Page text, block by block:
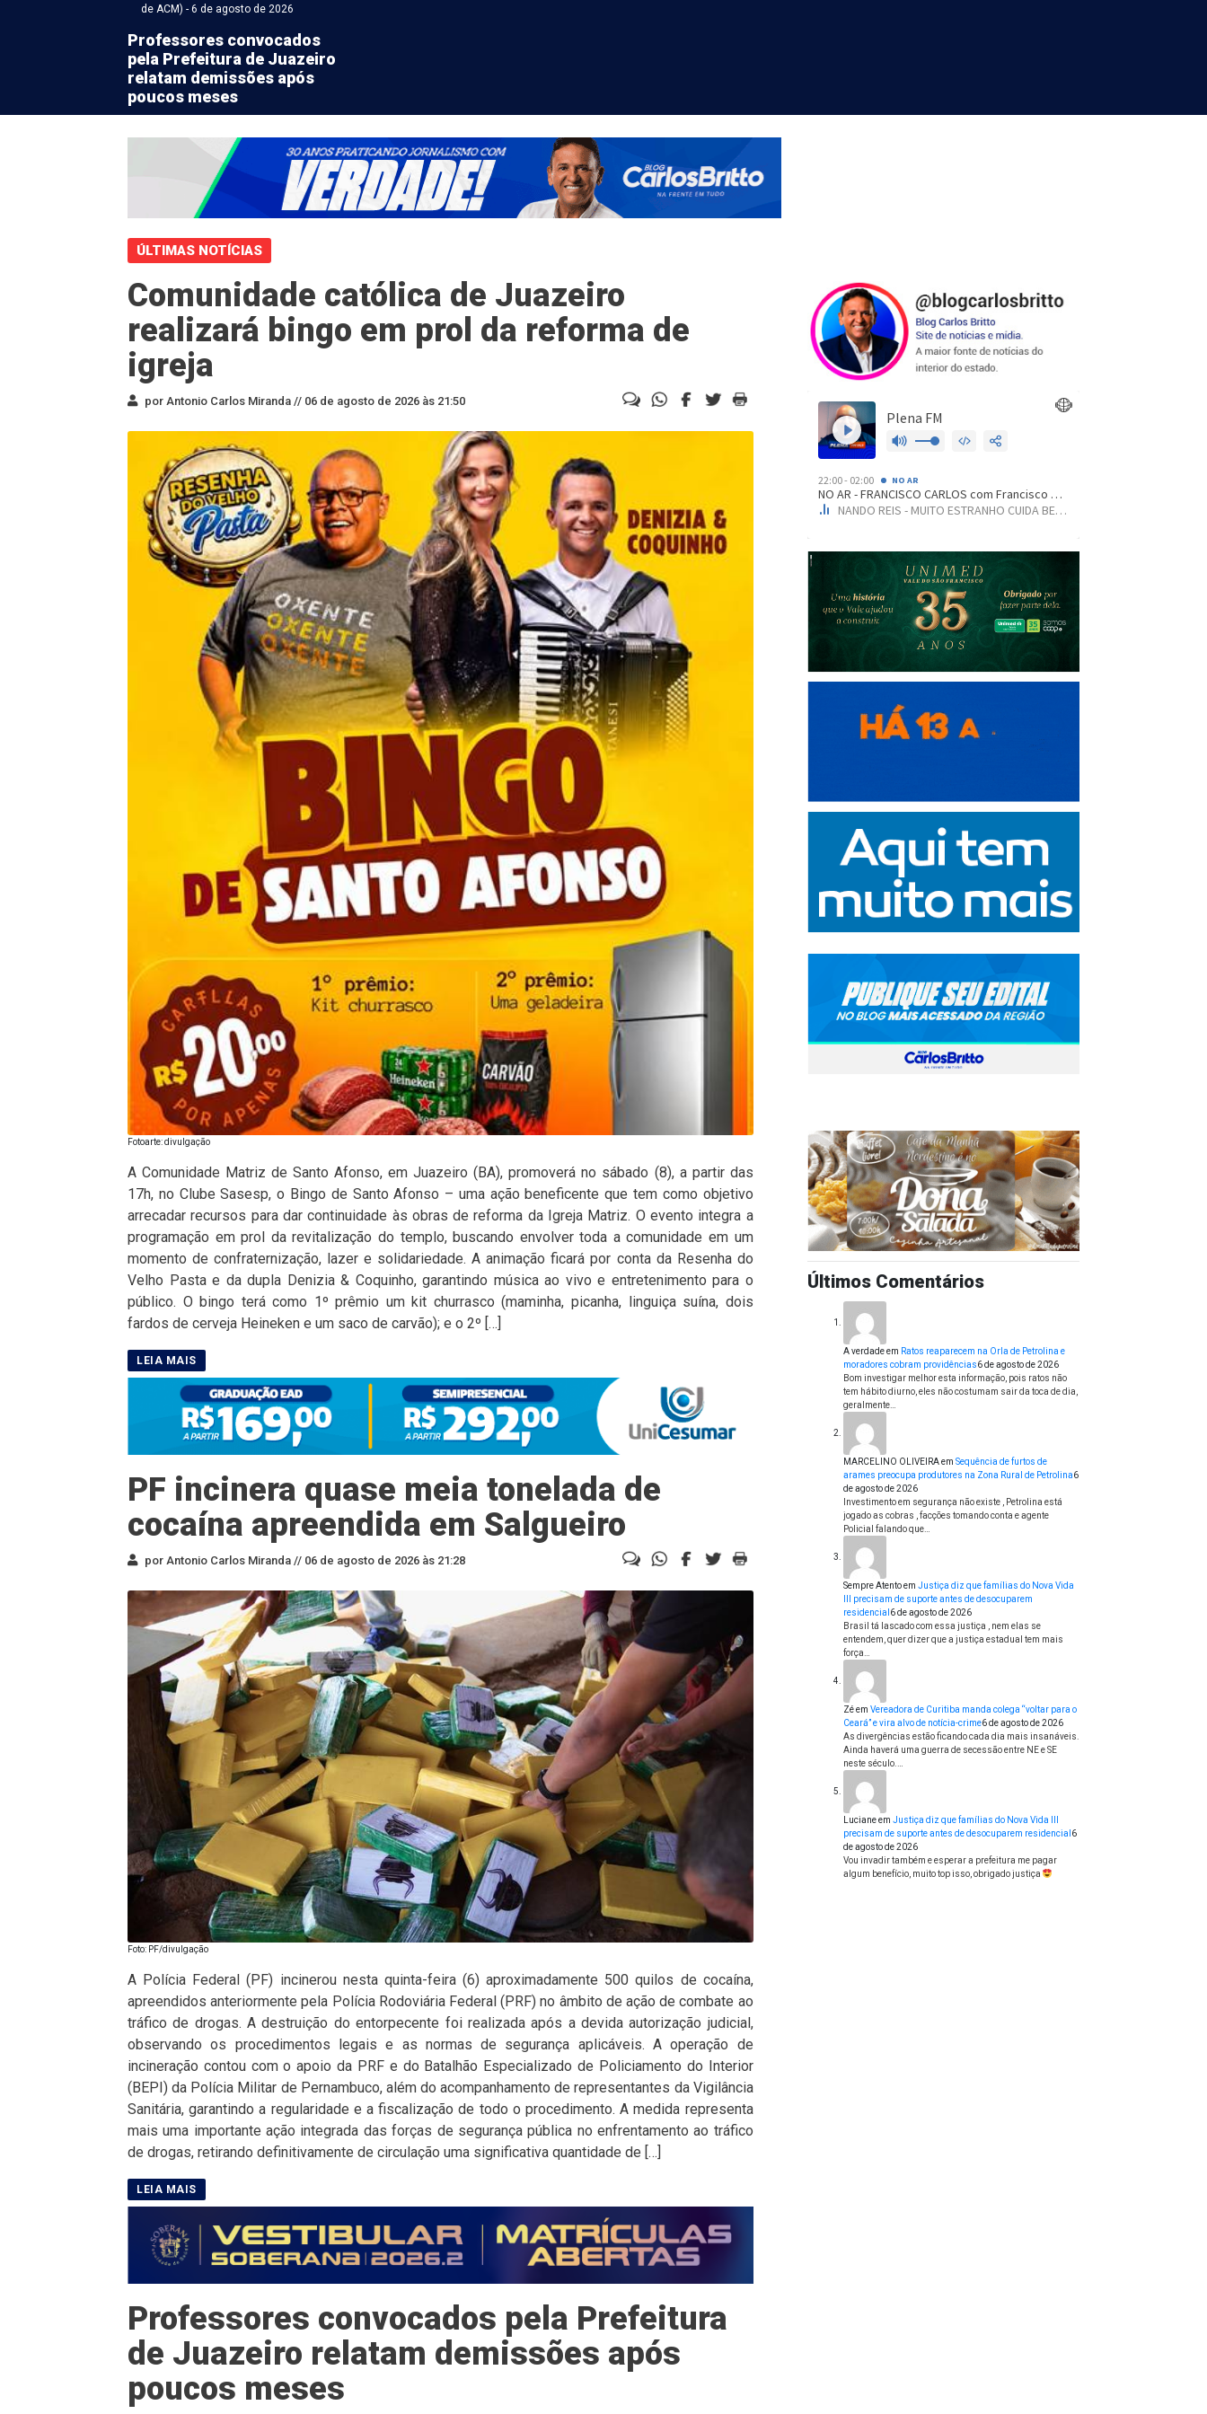
de ACM) - 6 de agosto de 2026
Professores convocados
pela Prefeitura de Juazeiro
relatam demissões após
poucos meses
ÚLTIMAS NOTÍCIAS
Comunidade católica de Juazeiro
realizará bingo em prol da reforma de
igreja
por Antonio Carlos Miranda // 06 de agosto de 2026 às 21:50
Fotoarte: divulgação
A Comunidade Matriz de Santo Afonso, em Juazeiro (BA), promoverá no sábado (8), a partir das
17h, no Clube Sasesp, o Bingo de Santo Afonso – uma ação beneficente que tem como objetivo
arrecadar recursos para dar continuidade às obras de reforma da Igreja Matriz. O evento integra a
programação em prol da revitalização do templo, buscando envolver toda a comunidade em um
momento de confraternização, lazer e solidariedade. A animação ficará por conta da Resenha do
Velho Pasta e da dupla Denizia & Coquinho, garantindo música ao vivo e entretenimento para o
público. O bingo terá como 1º prêmio um kit churrasco (maminha, picanha, linguiça suína, dois
fardos de cerveja Heineken e um saco de carvão); e o 2º […]
PF incinera quase meia tonelada de
cocaína apreendida em Salgueiro
por Antonio Carlos Miranda // 06 de agosto de 2026 às 21:28
Foto: PF/divulgação
A Polícia Federal (PF) incinerou nesta quinta-feira (6) aproximadamente 500 quilos de cocaína,
apreendidos anteriormente pela Polícia Rodoviária Federal (PRF) no âmbito de ação de combate ao
tráfico de drogas. A destruição do entorpecente foi realizada após a devida autorização judicial,
observando os procedimentos legais e as normas de segurança aplicáveis. A operação de
incineração contou com o apoio da PRF e do Batalhão Especializado de Policiamento do Interior
(BEPI) da Polícia Militar de Pernambuco, além do acompanhamento de representantes da Vigilância
Sanitária, garantindo a regularidade e a fiscalização de todo o procedimento. A medida representa
mais uma importante ação integrada das forças de segurança pública no enfrentamento ao tráfico
de drogas, retirando definitivamente de circulação uma significativa quantidade de […]
Professores convocados pela Prefeitura
de Juazeiro relatam demissões após
poucos meses
Últimos Comentários
A verdadeem Ratos reaparecem na Orla de Petrolina e
moradores cobram providências6 de agosto de 2026
Bom investigar melhor esta informação, pois ratos não
tem hábito diurno, eles não costumam sair da toca de dia,
geralmente…
MARCELINO OLIVEIRAem Sequência de furtos de
arames preocupa produtores na Zona Rural de Petrolina6
de agosto de 2026
Investimento em segurança não existe , Petrolina está
jogado as cobras , facções tomando conta e agente
Policial falando que…
Sempre Atentoem Justiça diz que famílias do Nova Vida
III precisam de suporte antes de desocuparem
residencial 6 de agosto de 2026
Brasil tá lascado com essa justiça , nem elas se
entendem, quer dizer que a justiça estadual tem mais
força…
Zéem Vereadora de Curitiba manda colega “voltar para o
Ceará” e vira alvo de notícia-crime6 de agosto de 2026
As divergências estão ficando cada dia mais insanáveis.
Ainda haverá uma guerra de secessão entre NE e SE
neste século.…
Lucianeem Justiça diz que famílias do Nova Vida III
precisam de suporte antes de desocuparem residencial 6
de agosto de 2026
Vou invadir também e esperar a prefeitura me pagar
algum benefício, muito top isso, obrigado justiça